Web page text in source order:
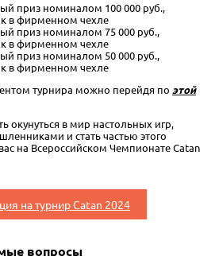
приз номиналом 100 000 руб.,
в фирменном чехле
приз номиналом 75 000 руб.,
в фирменном чехле
приз номиналом 50 000 руб.,
в фирменном чехле
турнира можно перейдя по этой
окунуться в мир настольных игр,
и стать частью этого
на Всероссийском Чемпионате Catan
на турнир Catan 2024
вопросы